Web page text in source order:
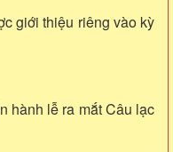
giới thiệu riêng vào kỳ
hành lễ ra mắt Câu lạc